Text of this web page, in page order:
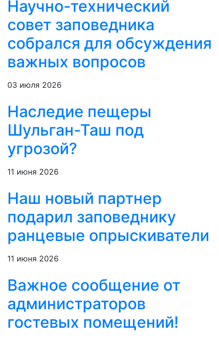
Научно-технический
совет заповедника
собрался для обсуждения
важных вопросов
03 июля 2026
Наследие пещеры
Шульган-Таш под
угрозой?
11 июня 2026
Наш новый партнер
подарил заповеднику
ранцевые опрыскиватели
11 июня 2026
Важное сообщение от
администраторов
гостевых помещений!